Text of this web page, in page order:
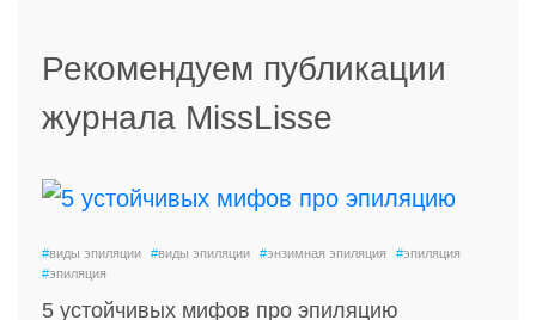
Рекомендуем публикации
журнала MissLisse
#виды эпиляции #виды эпиляции #энзимная эпиляция #эпиляция
#эпиляция
5 устойчивых мифов про эпиляцию